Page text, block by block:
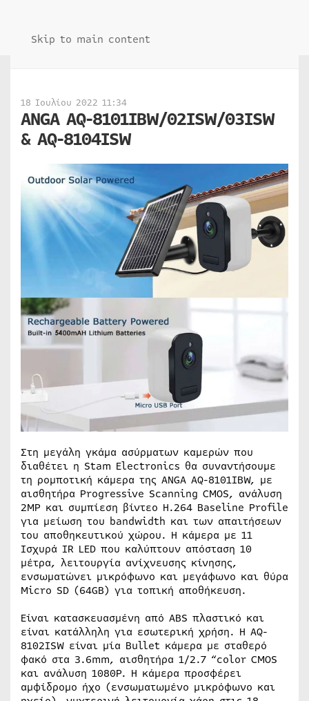
Skip to main content
18 Ιουλίου 2022 11:34
ANGA AQ-8101IBW/02ISW/03ISW
& AQ-8104ISW
Στη μεγάλη γκάμα ασύρματων καμερών που
διαθέτει η Stam Electronics θα συναντήσουμε
τη ρομποτική κάμερα της ANGA AQ-8101IBW, με
αισθητήρα Progressive Scanning CMOS, ανάλυση
2MP και συμπίεση βίντεο H.264 Baseline Profile
για μείωση του bandwidth και των απαιτήσεων
του αποθηκευτικού χώρου. Η κάμερα με 11
Ισχυρά IR LED που καλύπτουν απόσταση 10
μέτρα, λειτουργία ανίχνευσης κίνησης,
ενσωματώνει μικρόφωνο και μεγάφωνο και θύρα
Micro SD (64GB) για τοπική αποθήκευση.
Είναι κατασκευασμένη από ABS πλαστικό και
είναι κατάλληλη για εσωτερική χρήση. Η AQ-
8102ISW είναι μία Bullet κάμερα με σταθερό
φακό στα 3.6mm, αισθητήρα 1/2.7 “color CMOS
και ανάλυση 1080P. Η κάμερα προσφέρει
αμφίδρομο ήχο (ενσωματωμένο μικρόφωνο και